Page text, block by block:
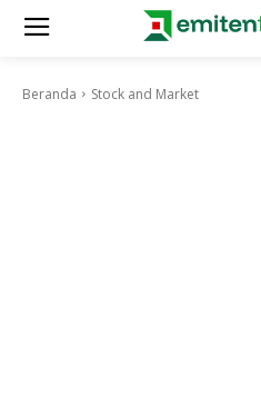
Beranda Stock and Market